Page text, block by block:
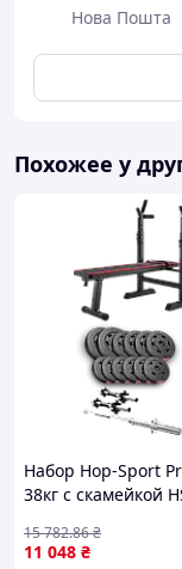
Нова Пошта
Похожее у
Набор Hop-Sport
38кг с скамейкой
11 048 ₴
15 782.86₴